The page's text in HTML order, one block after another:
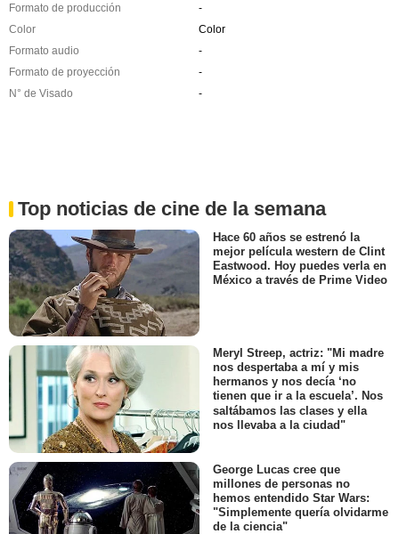
Formato de producción
-
Color
Color
Formato audio
-
Formato de proyección
-
N° de Visado
-
Top noticias de cine de la semana
Hace 60 años se estrenó la
mejor película western de Clint
Eastwood. Hoy puedes verla en
México a través de Prime Video
Meryl Streep, actriz: "Mi madre
nos despertaba a mí y mis
hermanos y nos decía ‘no
tienen que ir a la escuela’. Nos
saltábamos las clases y ella
nos llevaba a la ciudad"
George Lucas cree que
millones de personas no
hemos entendido Star Wars:
"Simplemente quería olvidarme
de la ciencia"